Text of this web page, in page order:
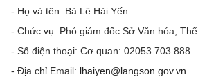
- Họ và tên: Bà Lê Hải Yến
- Chức vụ: Phó giám đốc Sở Văn hóa, Thể
- Số điện thoại: Cơ quan: 02053.703.888.
- Địa chỉ Email: lhaiyen@langson.gov.vn